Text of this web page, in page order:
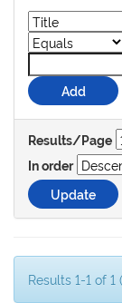
Results/Page
In order
Results 1-1 of